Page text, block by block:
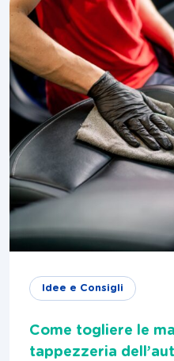
Idee e Consigli
Come togliere le
tappezzeria